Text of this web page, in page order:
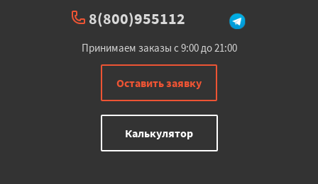
8(800)955112
Принимаем заказы с 9:00 до 21:00
Оставить заявку
Калькулятор